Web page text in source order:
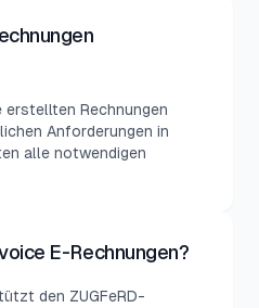
erstellten Rechnungen
Anforderungen in
alle notwendigen
E-Rechnungen?
den ZUGFeRD-